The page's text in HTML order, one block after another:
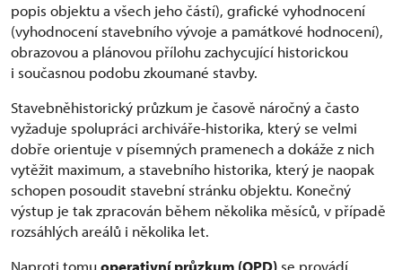
popis objektu a všech jeho částí), grafické vyhodnocení
(vyhodnocení stavebního vývoje a památkové hodnocení),
obrazovou a plánovou přílohu zachycující historickou
i současnou podobu zkoumané stavby.
Stavebněhistorický průzkum je časově náročný a často
vyžaduje spolupráci archiváře-historika, který se velmi
dobře orientuje v písemných pramenech a dokáže z nich
vytěžit maximum, a stavebního historika, který je naopak
schopen posoudit stavební stránku objektu. Konečný
výstup je tak zpracován během několika měsíců, v případě
rozsáhlých areálů i několika let.
Naproti tomuoperativní průzkum (OPD) se provádí